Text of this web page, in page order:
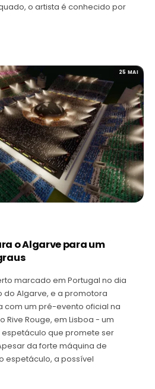
o artista é conhecido por
25 MAI
o Algarve para um
marcado em Portugal no dia
do Algarve, e a promotora
com um pré-evento oficial na
Rive Rouge, em Lisboa - um
que promete ser
da forte máquina de
espetáculo, a possível